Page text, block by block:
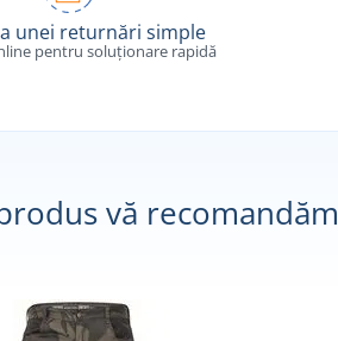
unei returnări simple
pentru soluționare rapidă
vă recomandăm